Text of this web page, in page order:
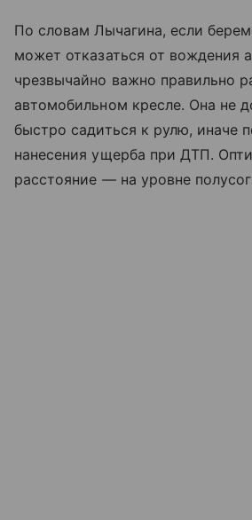
По словам Лычагина, если
может отказаться от вождения
чрезвычайно важно правильно
автомобильном кресле. Она не
быстро садиться к рулю, иначе
нанесения ущерба при ДТП.
расстояние — на уровне